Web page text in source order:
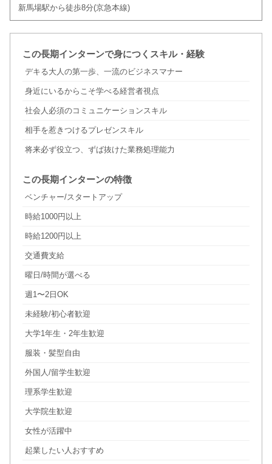
新馬場駅から徒歩8分(京急本線)
この長期インターンで身につくスキル・経験
デキる大人の第一歩、一流のビジネスマナー
身近にいるからこそ学べる経営者視点
社会人必須のコミュニケーションスキル
相手を惹きつけるプレゼンスキル
将来必ず役立つ、ずば抜けた業務処理能力
この長期インターンの特徴
ベンチャー/スタートアップ
時給1000円以上
時給1200円以上
交通費支給
曜日/時間が選べる
週1〜2日OK
未経験/初心者歓迎
大学1年生・2年生歓迎
服装・髪型自由
外国人/留学生歓迎
理系学生歓迎
大学院生歓迎
女性が活躍中
起業したい人おすすめ